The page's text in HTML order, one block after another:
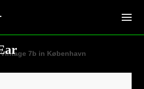
Vintage 7b in København